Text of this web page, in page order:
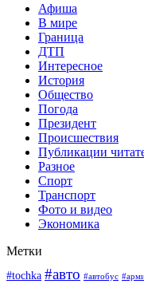
Афиша
В мире
Граница
ДТП
Интересное
История
Общество
Погода
Президент
Происшествия
Публикации
Разное
Спорт
Транспорт
Фото и видео
Экономика
Метки
#tochka #авто #автобус